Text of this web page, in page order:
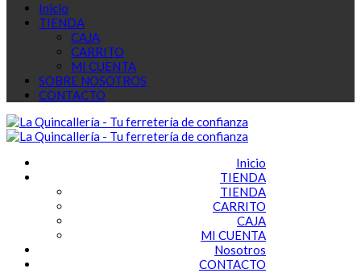
Inicio
TIENDA
CAJA
CARRITO
MI CUENTA
SOBRE NOSOTROS
CONTACTO
Inicio
TIENDA
TIENDA
CARRITO
CAJA
MI CUENTA
Nosotros
CONTACTO